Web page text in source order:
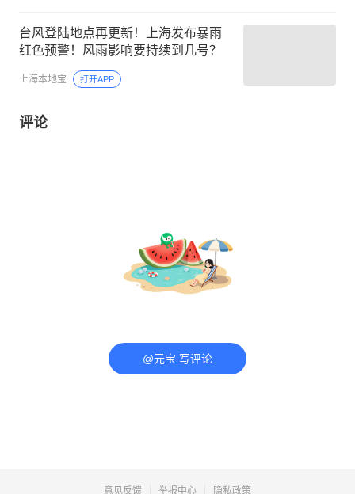
台风登陆地点再更新！上海发布暴雨
红色预警！风雨影响要持续到几号？
上海本地宝 打开APP
评论
@元宝 写评论
意见反馈 举报中心 隐私政策